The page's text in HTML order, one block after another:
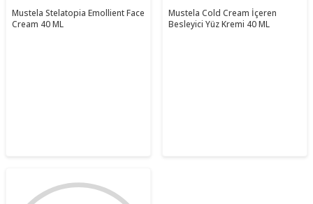
Mustela Stelatopia Emollient Face
Cream 40 ML
Mustela Cold Cream İçeren
Besleyici Yüz Kremi 40 ML